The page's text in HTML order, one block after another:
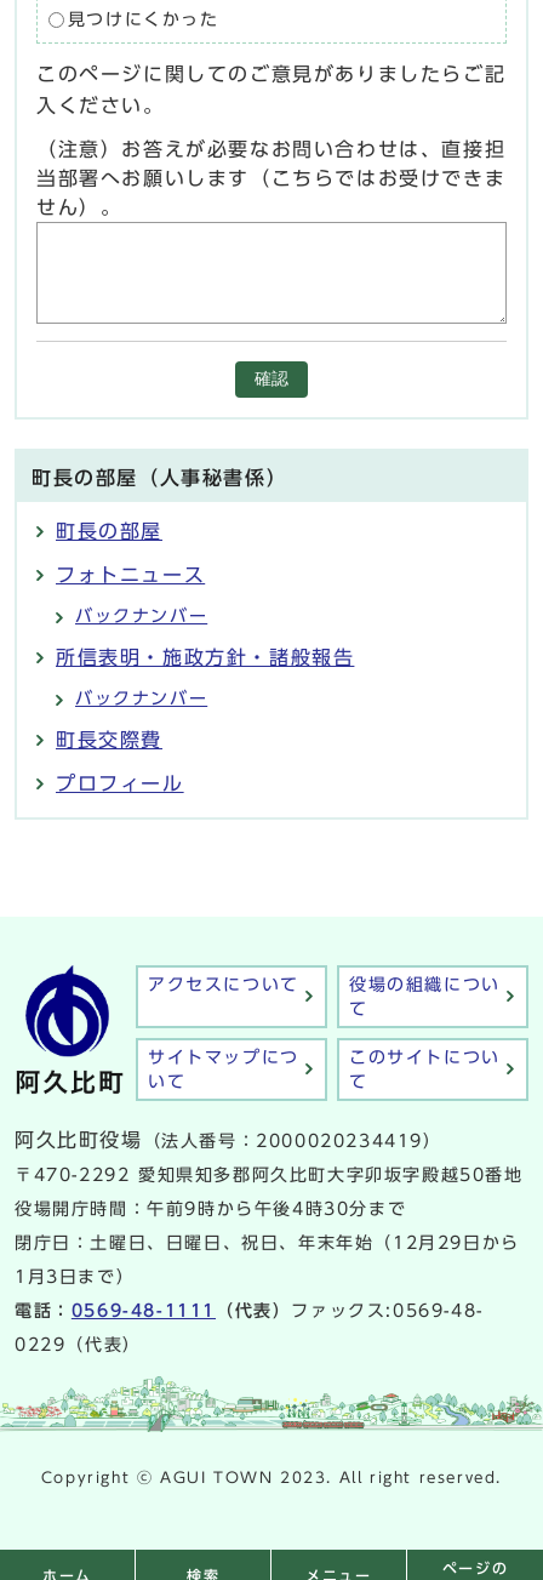
ホーム 検索 メニュー ページの
見つけにくかった
このページに関してのご意見がありましたらご記
入ください。
（注意）お答えが必要なお問い合わせは、直接担
当部署へお願いします（こちらではお受けできま
せん）。
確認
町長の部屋（人事秘書係）
町長の部屋
フォトニュース
バックナンバー
所信表明・施政方針・諸般報告
バックナンバー
町長交際費
プロフィール
アクセスについて
役場の組織につい
て
サイトマップにつ
いて
このサイトについ
て
阿久比町役場
（法人番号：2000020234419）
〒470-2292 愛知県知多郡阿久比町大字卯坂字殿越50番地
役場開庁時間：午前9時から午後4時30分まで
閉庁日：土曜日、日曜日、祝日、年末年始（12月29日から
1月3日まで）
電話： 0569-48-1111 （代表） ファックス:0569-48-
0229（代表）
Copyright ⓒ AGUI TOWN 2023. All right reserved.